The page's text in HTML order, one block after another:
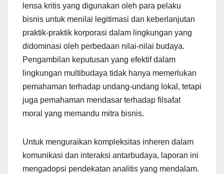
lensa kritis yang digunakan oleh para pelaku
bisnis untuk menilai legitimasi dan keberlanjutan
praktik-praktik korporasi dalam lingkungan yang
didominasi oleh perbedaan nilai-nilai budaya.
Pengambilan keputusan yang efektif dalam
lingkungan multibudaya tidak hanya memerlukan
pemahaman terhadap undang-undang lokal, tetapi
juga pemahaman mendasar terhadap filsafat
moral yang memandu mitra bisnis.
Untuk menguraikan kompleksitas inheren dalam
komunikasi dan interaksi antarbudaya, laporan ini
mengadopsi pendekatan analitis yang mendalam.